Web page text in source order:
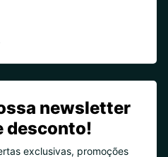
newsletter
desconto!
exclusivas, promoções